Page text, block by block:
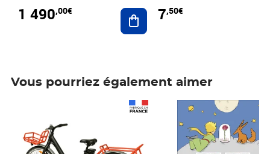
1 490,00€ Ajouter au panier
7,50€
Vous pourriez également aimer
Prix 7,50€